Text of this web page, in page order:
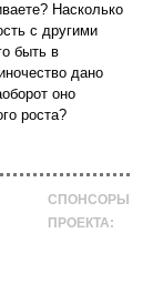
Насколько
c другими
быть в
дано
оно
роста?
СПОНСОРЫ
ПРОЕКТА: